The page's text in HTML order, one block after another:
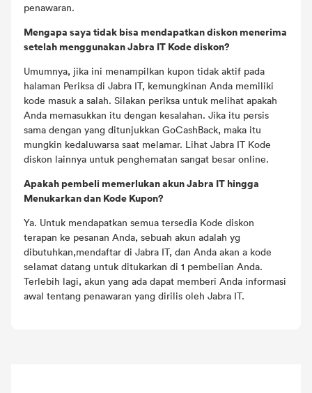
penawaran.
Mengapa saya tidak bisa mendapatkan diskon menerima
setelah menggunakan Jabra IT Kode diskon?
Umumnya, jika ini menampilkan kupon tidak aktif pada
halaman Periksa di Jabra IT, kemungkinan Anda memiliki
kode masuk a salah. Silakan periksa untuk melihat apakah
Anda memasukkan itu dengan kesalahan. Jika itu persis
sama dengan yang ditunjukkan GoCashBack, maka itu
mungkin kedaluwarsa saat melamar. Lihat Jabra IT Kode
diskon lainnya untuk penghematan sangat besar online.
Apakah pembeli memerlukan akun Jabra IT hingga
Menukarkan dan Kode Kupon?
Ya. Untuk mendapatkan semua tersedia Kode diskon
terapan ke pesanan Anda, sebuah akun adalah yg
dibutuhkan,mendaftar di Jabra IT, dan Anda akan a kode
selamat datang untuk ditukarkan di 1 pembelian Anda.
Terlebih lagi, akun yang ada dapat memberi Anda informasi
awal tentang penawaran yang dirilis oleh Jabra IT.